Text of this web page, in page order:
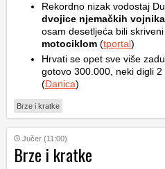
Rekordno nizak vodostaj
dvojice njemačkih vojnika
osam desetljeća bili
motociklom (tportal)
Hrvati se opet sve više
gotovo 300.000, neki digli
(Danica)
Brze i kratke
Jučer (11:00)
Brze i kratke